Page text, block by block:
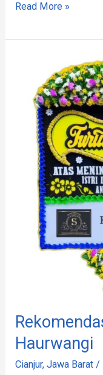
Read More »
Haurwangi
Cianjur,Jawa Barat /
Rekomendasi
Karangan
Bunga
Haurwangi